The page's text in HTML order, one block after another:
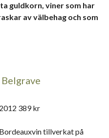
guldkorn, viner som har
av välbehag och som
389 kr
tillverkat på